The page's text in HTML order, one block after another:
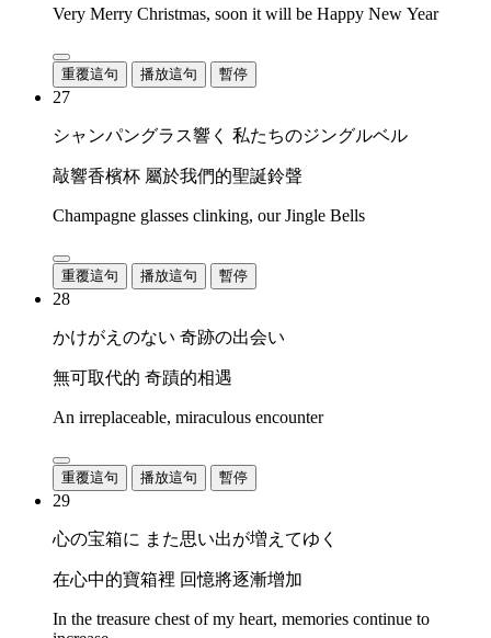
Very Merry Christmas, soon it will be Happy New Year
重覆這句 播放這句 暫停
27
シャンパングラス響く 私たちのジングルベル
敲響香檳杯 屬於我們的聖誕鈴聲
Champagne glasses clinking, our Jingle Bells
重覆這句 播放這句 暫停
28
かけがえのない 奇跡の出会い
無可取代的 奇蹟的相遇
An irreplaceable, miraculous encounter
重覆這句 播放這句 暫停
29
心の宝箱に また思い出が増えてゆく
在心中的寶箱裡 回憶將逐漸增加
In the treasure chest of my heart, memories continue to